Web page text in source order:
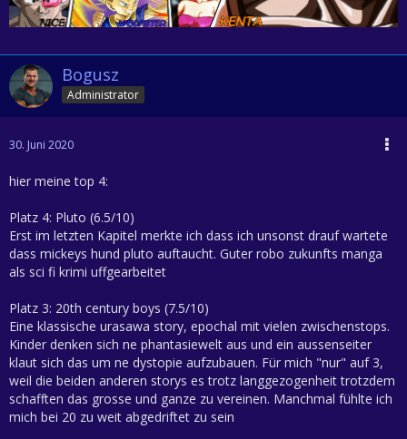
Bogusz
Administrator
30. Juni 2020
hier meine top 4:
Platz 4: Pluto (6.5/10)
Erst im letzten Kapitel merkte ich dass ich unsonst drauf wartete
dass mickeys hund pluto auftaucht. Guter robo zukunfts manga
als sci fi krimi uffgearbeitet
Platz 3: 20th century boys (7.5/10)
Eine klassische urasawa story, epochal mit vielen zwischenstops.
Kinder denken sich ne phantasiewelt aus und ein aussenseiter
klaut sich das um ne dystopie aufzubauen. Für mich "nur" auf 3,
weil die beiden anderen storys es trotz langgezogenheit trotzdem
schafften das grosse und ganze zu vereinen. Manchmal fühlte ich
mich bei 20 zu weit abgedriftet zu sein